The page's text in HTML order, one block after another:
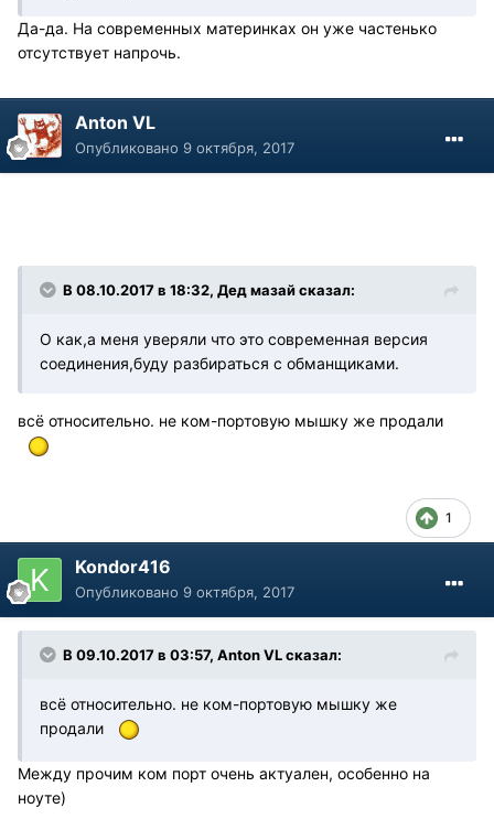
Да-да. На современных материнках он уже частенько
отсутствует напрочь.
Anton VL
Опубликовано 9 октября, 2017
В 08.10.2017 в 18:32, Дед мазай сказал:
О как,а меня уверяли что это современная версия
соединения,буду разбираться с обманщиками.
всё относительно. не ком-портовую мышку же продали
1
Kondor416
Опубликовано 9 октября, 2017
В 09.10.2017 в 03:57, Anton VL сказал:
всё относительно. не ком-портовую мышку же
продали
Между прочим ком порт очень актуален, особенно на
ноуте)